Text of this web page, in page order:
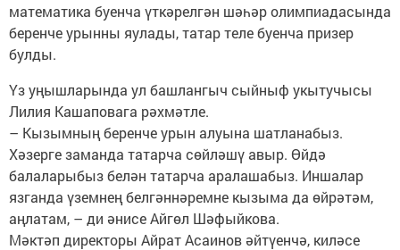
математика буенча үткәрелгән шәһәр олимпиадасында
беренче урынны яулады, татар теле буенча призер
булды.
Үз уңышларында ул башлангыч сыйныф укытучысы
Лилия Кашаповага рәхмәтле.
– Кызымның беренче урын алуына шатланабыз.
Хәзерге заманда татарча сөйләшү авыр. Өйдә
балаларыбыз белән татарча аралашабыз. Иншалар
язганда үземнең белгәннәремне кызыма да өйрәтәм,
аңлатам, – ди әнисе Айгөл Шәфыйкова.
Мәктәп директоры Айрат Асаинов әйтүенчә, киләсе